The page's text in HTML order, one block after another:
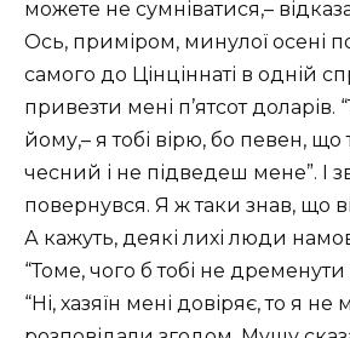
можете не сумніватися,–
Ось, приміром, минулої осені
самого до Цінціннаті в одній
привезти мені п’ятсот доларів.
йому,– я тобі вірю, бо певен, що
чесний і не підведеш мене”. І
повернувся. Я ж таки знав, що
А кажуть, деякі лихі люди
“Томе, чого б тобі не
“Ні, хазяїн мені довіряє, то я не